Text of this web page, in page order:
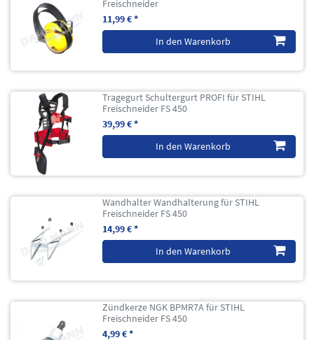
Freischneider
11,99 € *
In den Warenkorb
Tragegurt Schultergurt PROFI für STIHL
Freischneider FS 450
39,99 € *
In den Warenkorb
Wandhalter Wandhalterung für STIHL
Freischneider FS 450
14,99 € *
In den Warenkorb
Zündkerze NGK BPMR7A für STIHL
Freischneider FS 450
4,99 € *